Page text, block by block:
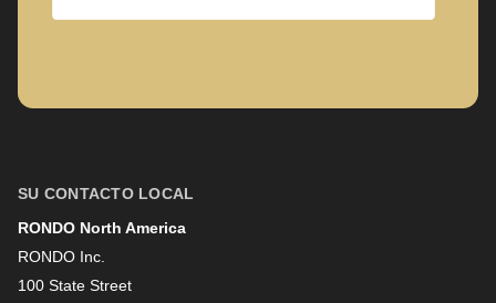
Apellido
SU CONTACTO LOCAL
RONDO North America
RONDO Inc.
100 State Street